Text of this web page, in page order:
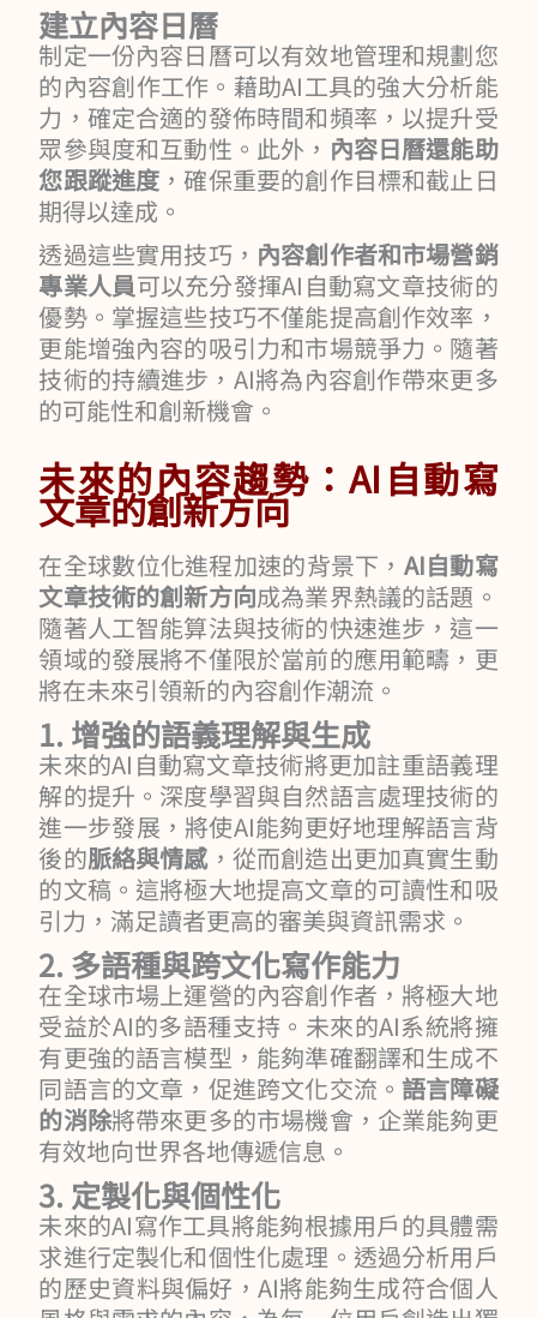
建立內容日曆
制定一份內容日曆可以有效地管理和規劃您
的內容創作工作。藉助AI工具的強大分析能
力，確定合適的發佈時間和頻率，以提升受
眾參與度和互動性。此外， 內容日曆還能助
您跟蹤進度 ，確保重要的創作目標和截止日
期得以達成。
透過這些實用技巧， 內容創作者和市場營銷
專業人員可以充分發揮AI自動寫文章技術的
優勢。掌握這些技巧不僅能提高創作效率，
更能增強內容的吸引力和市場競爭力。隨著
技術的持續進步，AI將為內容創作帶來更多
的可能性和創新機會。
未來的內容趨勢：AI自動寫
文章的創新方向
在全球數位化進程加速的背景下， AI自動寫
文章技術的創新方向成為業界熱議的話題。
隨著人工智能算法與技術的快速進步，這一
領域的發展將不僅限於當前的應用範疇，更
將在未來引領新的內容創作潮流。
1. 增強的語義理解與生成
未來的AI自動寫文章技術將更加註重語義理
解的提升。深度學習與自然語言處理技術的
進一步發展，將使AI能夠更好地理解語言背
後的脈絡與情感，從而創造出更加真實生動
的文稿。這將極大地提高文章的可讀性和吸
引力，滿足讀者更高的審美與資訊需求。
2. 多語種與跨文化寫作能力
在全球市場上運營的內容創作者，將極大地
受益於AI的多語種支持。未來的AI系統將擁
有更強的語言模型，能夠準確翻譯和生成不
同語言的文章，促進跨文化交流。 語言障礙
的消除將帶來更多的市場機會，企業能夠更
有效地向世界各地傳遞信息。
3. 定製化與個性化
未來的AI寫作工具將能夠根據用戶的具體需
求進行定製化和個性化處理。透過分析用戶
的歷史資料與偏好，AI將能夠生成符合個人